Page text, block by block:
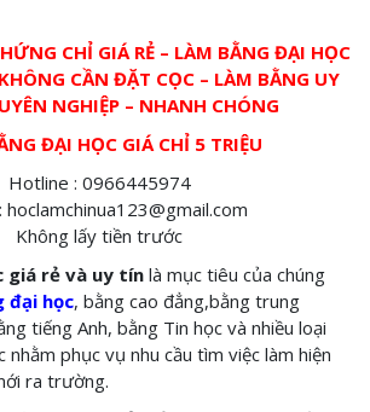
CHỈ GIÁ RẺ – LÀM BẰNG ĐẠI HỌC
CẦN ĐẶT CỌC – LÀM BẰNG UY
NGHIỆP – NHANH CHÓNG
ĐẠI HỌC GIÁ CHỈ 5 TRIỆU
Hotline : 0966445974
hoclamchinua123@gmail.com
Không lấy tiền trước
giá rẻ và uy tínlà mục tiêu của chúng
đại học, bằng cao đẳng,bằng trung
tiếng Anh, bằng Tin học và nhiều loại
nhằm phục vụ nhu cầu tìm việc làm hiện
ra trường.